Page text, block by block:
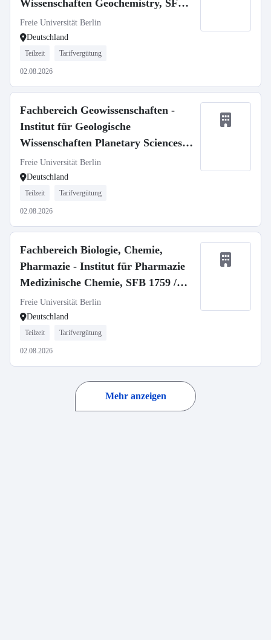
Wissenschaften Geochemistry, SFB
1759
Freie Universität Berlin
Deutschland
Teilzeit Tarifvergütung
02.08.2026
Fachbereich Geowissenschaften -
Institut für Geologische
Wissenschaften Planetary Sciences,
SFB 1759
Freie Universität Berlin
Deutschland
Teilzeit Tarifvergütung
02.08.2026
Fachbereich Biologie, Chemie,
Pharmazie - Institut für Pharmazie
Medizinische Chemie, SFB 1759 /
Medicinal Chemistry, SFB 1759
Freie Universität Berlin
Deutschland
Teilzeit Tarifvergütung
02.08.2026
Mehr anzeigen